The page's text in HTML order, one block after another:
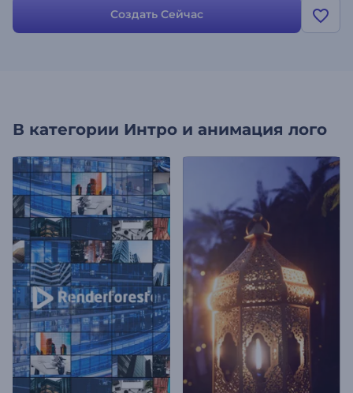
Создать Сейчас
В категории Интро и анимация лого